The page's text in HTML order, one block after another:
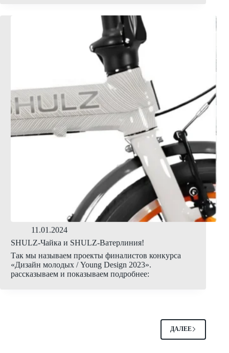
11.01.2024
SHULZ-Чайка и SHULZ-Ватерлиния!
Так мы называем проекты финалистов конкурса
«Дизайн молодых / Young Design 2023».
рассказываем и показываем подробнее:
ДАЛЕЕ